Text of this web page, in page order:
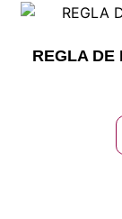
REGLA DE